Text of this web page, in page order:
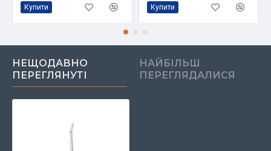
Купити Купити
НЕЩОДАВНО
ПЕРЕГЛЯНУТІ
НАЙБІЛЬШ
ПЕРЕГЛЯДАЛИСЯ